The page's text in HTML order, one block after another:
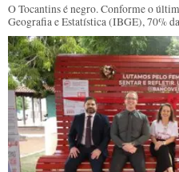
O Tocantins é negro. Conforme o
Geografia e Estatística (IBGE), 70%